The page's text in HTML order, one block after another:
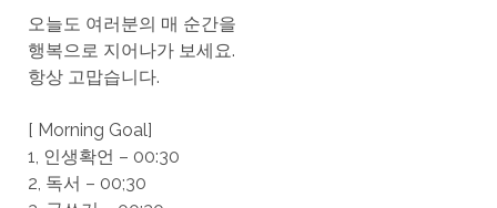
오늘도 여러분의 매 순간을
행복으로 지어나가 보세요.
항상 고맙습니다.
[ Morning Goal]
1, 인생확언 – 00:30
2, 독서 – 00;30